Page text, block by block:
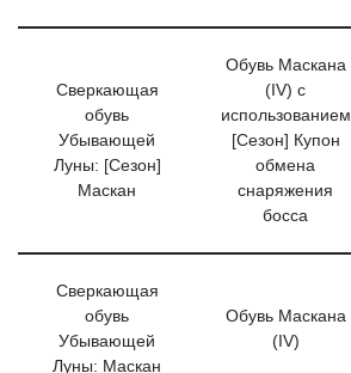
Сверкающая
обувь
Убывающей
Луны: [Сезон]
Маскан
Обувь Маскана
(IV) с
использованием
[Сезон] Купон
обмена
снаряжения
босса
Сверкающая
обувь
Убывающей
Луны: Маскан
Обувь Маскана
(IV)